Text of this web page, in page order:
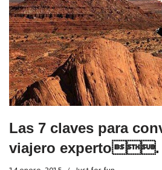
Las 7 claves para
viajero experto.